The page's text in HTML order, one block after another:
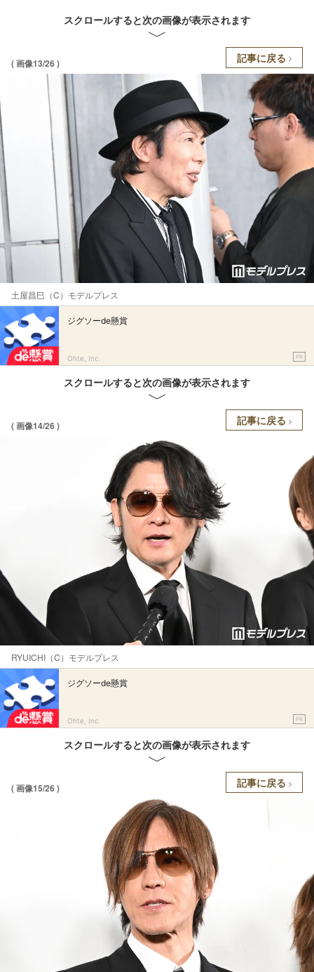
スクロールすると次の画像が表示されます
( 画像13/26 ) 記事に戻る
土屋昌巳（C）モデルプレス
ジグソーde懸賞
Ohte, Inc. PR
スクロールすると次の画像が表示されます
( 画像14/26 ) 記事に戻る
RYUICHI（C）モデルプレス
ジグソーde懸賞
Ohte, Inc. PR
スクロールすると次の画像が表示されます
( 画像15/26 ) 記事に戻る